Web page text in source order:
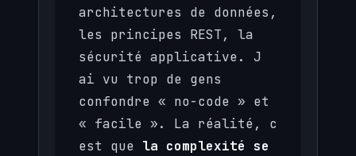
architectures de données,
les principes REST, la
sécurité applicative. J
ai vu trop de gens
confondre « no-code » et
« facile ». La réalité, c
est que la complexité se